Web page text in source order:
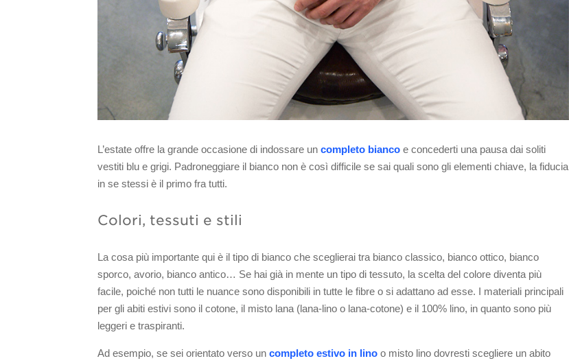
L’estate offre la grande occasione di indossare un completo bianco e concederti una pausa dai soliti
vestiti blu e grigi. Padroneggiare il bianco non è così difficile se sai quali sono gli elementi chiave, la fiducia
in se stessi è il primo fra tutti.
Colori, tessuti e stili
La cosa più importante qui è il tipo di bianco che sceglierai tra bianco classico, bianco ottico, bianco
sporco, avorio, bianco antico… Se hai già in mente un tipo di tessuto, la scelta del colore diventa più
facile, poiché non tutti le nuance sono disponibili in tutte le fibre o si adattano ad esse. I materiali principali
per gli abiti estivi sono il cotone, il misto lana (lana-lino o lana-cotone) e il 100% lino, in quanto sono più
leggeri e traspiranti.
Ad esempio, se sei orientato verso un completo estivo in lino o misto lino dovresti scegliere un abito